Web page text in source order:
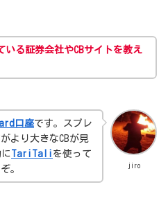
いる証券会社やCBサイトを教え
jiro
口座です。スプレ
より大きなCBが見
TariTali を使って
。